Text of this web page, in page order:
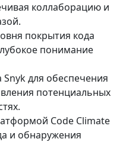
коллаборацию и
покрытия кода
понимание
для обеспечения
потенциальных
Code Climate
и обнаружения